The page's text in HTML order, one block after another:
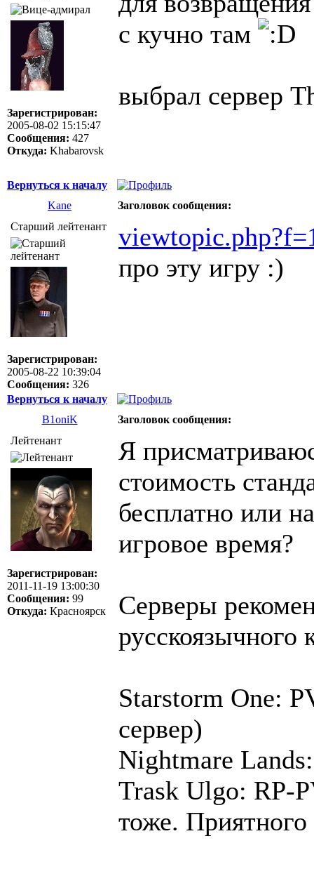
Зарегистрирован:
2005-08-02 15:15:47
Сообщения: 427
Откуда: Khabarovsk
с кучно там
выбрал сервер
Вернуться к началу
Kane
Заголовок сообщения:
Старший лейтенант
Зарегистрирован:
2005-08-22 10:39:04
Сообщения: 326
про эту игру :)
Вернуться к началу
B1oniK
Заголовок сообщения:
Лейтенант
Зарегистрирован:
2011-11-19 13:00:30
Сообщения: 99
Откуда: Красноярск
Я
стоимость
бесплатно или
игровое время?
Серверы
Starstorm One:
сервер)
Nightmare
Trask Ulgo: RP-
тоже.